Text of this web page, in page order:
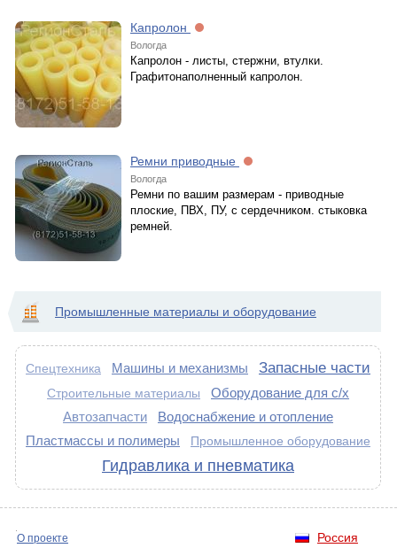
Капролон
Вологда
Капролон - листы, стержни, втулки.
Графитонаполненный капролон.
Ремни приводные
Вологда
Ремни по вашим размерам - приводные
плоские, ПВХ, ПУ, с сердечником. стыковка
ремней.
Промышленные материалы и оборудование
Спецтехника Машины и механизмы Запасные части
Строительные материалы
Оборудование для с/х
Автозапчасти
Водоснабжение и отопление
Пластмассы и полимеры
Промышленное оборудование
Гидравлика и пневматика
Россия
О проекте